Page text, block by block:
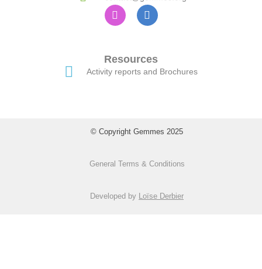
Resources
Activity reports and Brochures
© Copyright Gemmes 2025
General Terms & Conditions
Developed by Loïse Derbier